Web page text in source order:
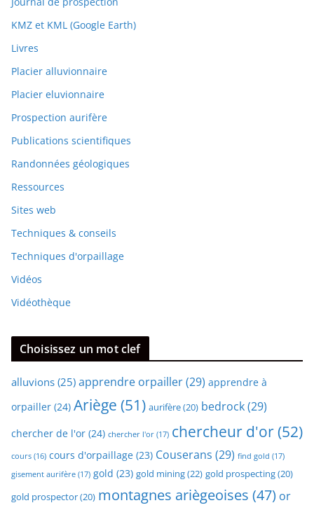
KMZ et KML (Google Earth)
Livres
Placier alluvionnaire
Placier eluvionnaire
Prospection aurifère
Publications scientifiques
Randonnées géologiques
Ressources
Sites web
Techniques & conseils
Techniques d'orpaillage
Vidéos
Vidéothèque
Choisissez un mot clef
alluvions (25) apprendre orpailler(29) apprendre à
orpailler (24) Ariège (51) aurifère(20) bedrock(29)
chercher de l'or (24) chercher l'or (17) chercheur d'or(52)
cours (16) cours d'orpaillage (23) Couserans (29) find gold (17)
gisement aurifère (17) gold (23) gold mining(22) gold prospecting(20)
gold prospector(20) montagnes ariègeoises (47) or